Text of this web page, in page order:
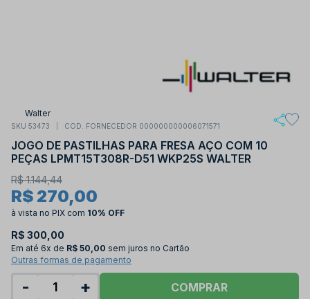
Walter
SKU 53473 COD. FORNECEDOR 000000000006071571
JOGO DE PASTILHAS PARA FRESA AÇO COM 10
PEÇAS LPMT15T308R-D51 WKP25S WALTER
R$ 1.144,44
R$ 270,00
à vista no PIX com 10% OFF
R$ 300,00
Em até 6x de R$ 50,00 sem juros no Cartão
Outras formas de pagamento
- + COMPRAR